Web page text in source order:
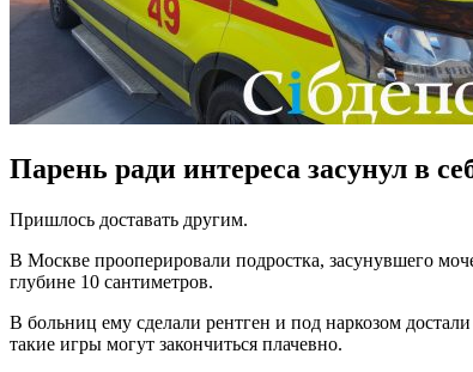
Парень ради интереса засунул в
Пришлось доставать другим.
В Москве прооперировали подростка, засунувшего
глубине 10 сантиметров.
В больниц ему сделали рентген и под наркозом
такие игры могут закончиться плачевно.